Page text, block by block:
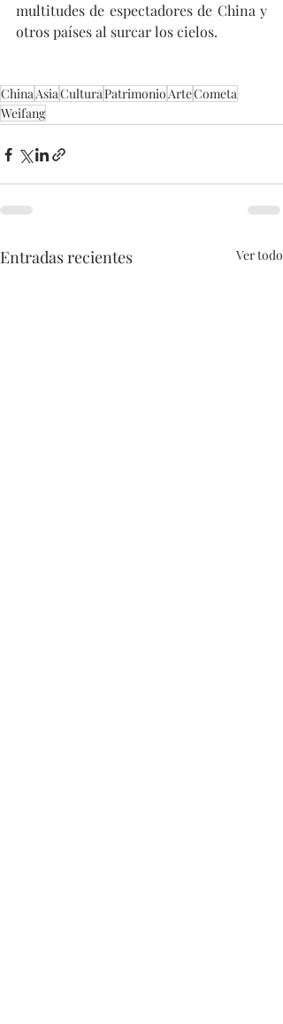
multitudes de espectadores de China y
otros países al surcar los cielos.
ChinaAsiaCulturaPatrimonioArteCometa
Weifang
Entradas recientes Ver todo